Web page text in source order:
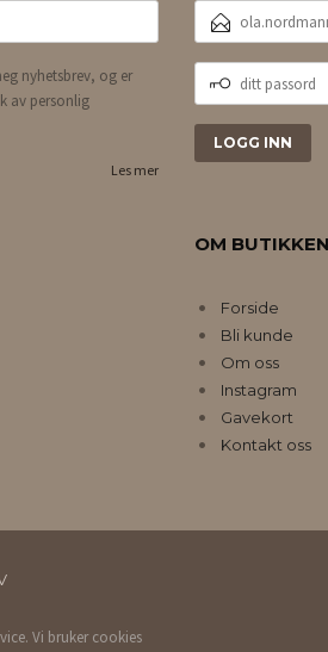
nyhetsbrev, og er
av personlig
Les mer
POSTADRESSE
PASSORD
OM BUTIKKEN
Forside
Bli kunde
Om oss
Instagram
Gavekort
Kontakt oss
Vi bruker cookies